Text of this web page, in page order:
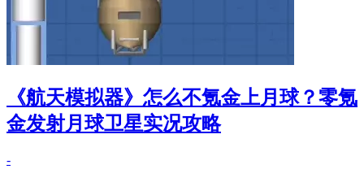
《航天模拟器》怎么不氪金上月球？零氪
金发射月球卫星实况攻略
-